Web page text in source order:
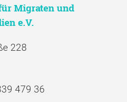
Migraten und
e.V.
228
479 36